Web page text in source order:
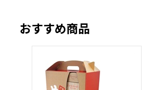
おすすめ商品